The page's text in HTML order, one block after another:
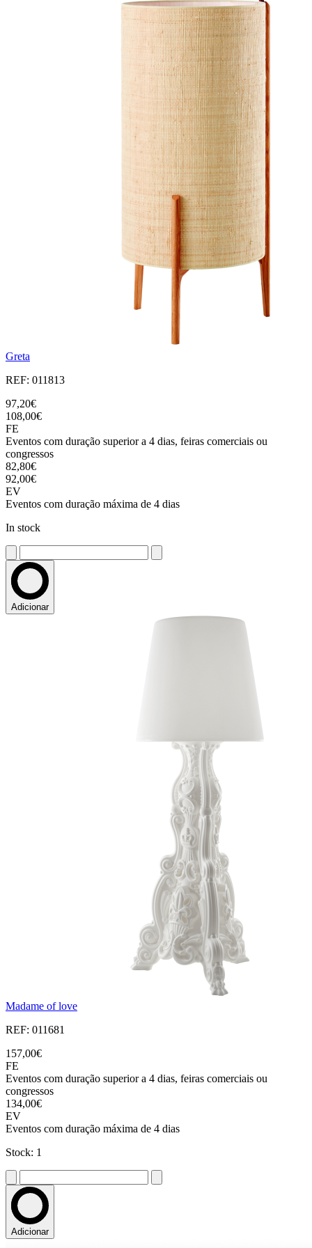
Greta
REF: 011813
97,20€
108,00€
FE
Eventos com duração superior a 4 dias, feiras comerciais ou
congressos
82,80€
92,00€
EV
Eventos com duração máxima de 4 dias
In stock
Adicionar
Madame of love
REF: 011681
157,00€
FE
Eventos com duração superior a 4 dias, feiras comerciais ou
congressos
134,00€
EV
Eventos com duração máxima de 4 dias
Stock: 1
Adicionar